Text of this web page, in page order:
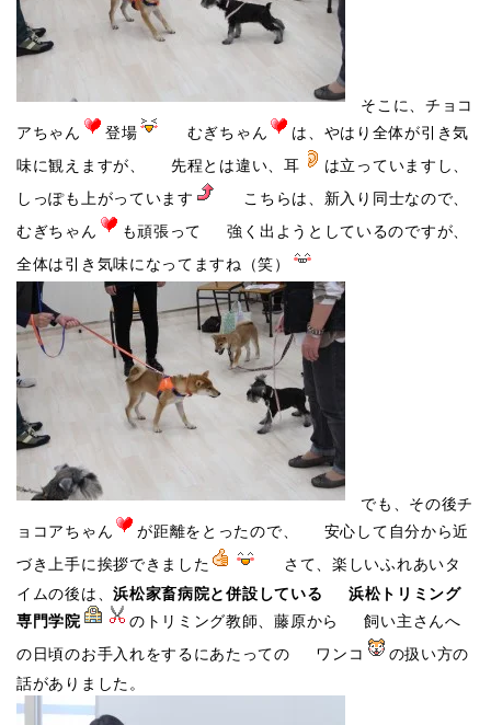
そこに、チョコ
アちゃん
登場 むぎちゃん
は、やはり全体が引き気
味に観えますが、 先程とは違い、耳
は立っていますし、
しっぽも上がっています
こちらは、新入り同士なので、
むぎちゃん
も頑張って 強く出ようとしているのですが、
全体は引き気味になってますね（笑）
でも、その後チ
ョコアちゃん
が距離をとったので、 安心して自分から近
づき上手に挨拶できました
さて、楽しいふれあいタ
イムの後は、浜松家畜病院と併設している
浜松トリミング
専門学院
のトリミング教師、藤原から 飼い主さんへ
の日頃のお手入れをするにあたっての ワンコ
の扱い方の
話がありました。